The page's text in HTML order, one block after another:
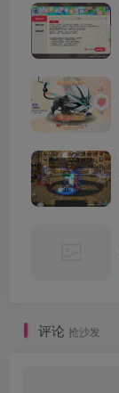
评论 抢沙发